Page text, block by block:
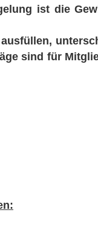
ist die
sind für